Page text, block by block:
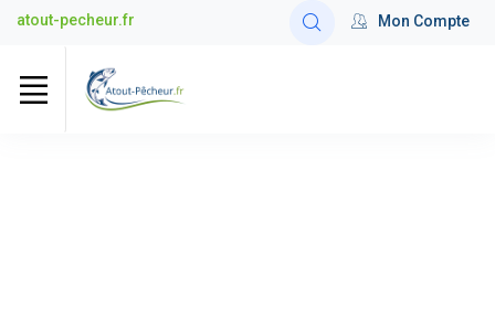
atout-pecheur.fr Mon Compte